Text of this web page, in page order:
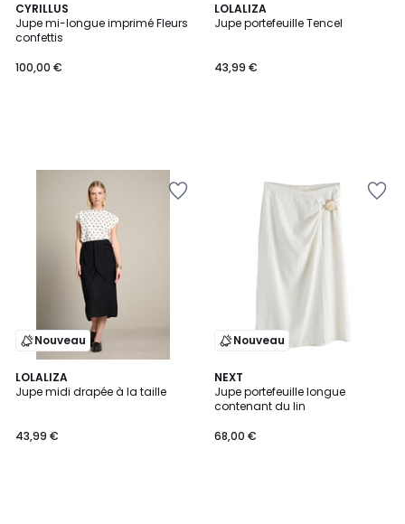
CYRILLUS
Jupe mi-longue imprimé Fleurs
confettis
100,00 €
LOLALIZA
Jupe portefeuille Tencel
43,99 €
Nouveau
LOLALIZA
Jupe midi drapée à la taille
43,99 €
Nouveau
NEXT
Jupe portefeuille longue
contenant du lin
68,00 €